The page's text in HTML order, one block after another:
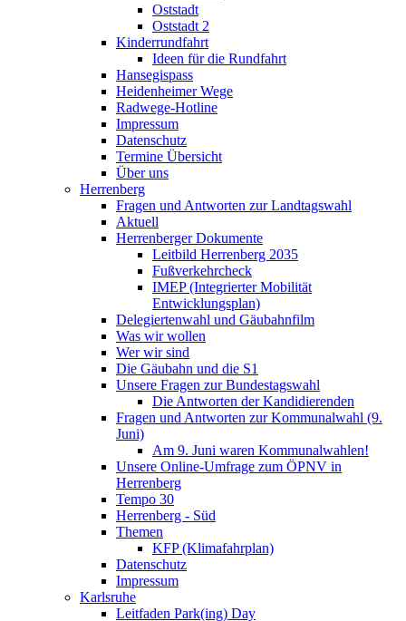
Oststadt
Oststadt 2
Kinderrundfahrt
Ideen für die Rundfahrt
Hansegispass
Heidenheimer Wege
Radwege-Hotline
Impressum
Datenschutz
Termine Übersicht
Über uns
Herrenberg
Fragen und Antworten zur Landtagswahl
Aktuell
Herrenberger Dokumente
Leitbild Herrenberg 2035
Fußverkehrcheck
IMEP (Integrierter Mobilität
Entwicklungsplan)
Delegiertenwahl und Gäubahnfilm
Was wir wollen
Wer wir sind
Die Gäubahn und die S1
Unsere Fragen zur Bundestagswahl
Die Antworten der Kandidierenden
Fragen und Antworten zur Kommunalwahl (9.
Juni)
Am 9. Juni waren Kommunalwahlen!
Unsere Online-Umfrage zum ÖPNV in
Herrenberg
Tempo 30
Herrenberg - Süd
Themen
KFP (Klimafahrplan)
Datenschutz
Impressum
Karlsruhe
Leitfaden Park(ing) Day